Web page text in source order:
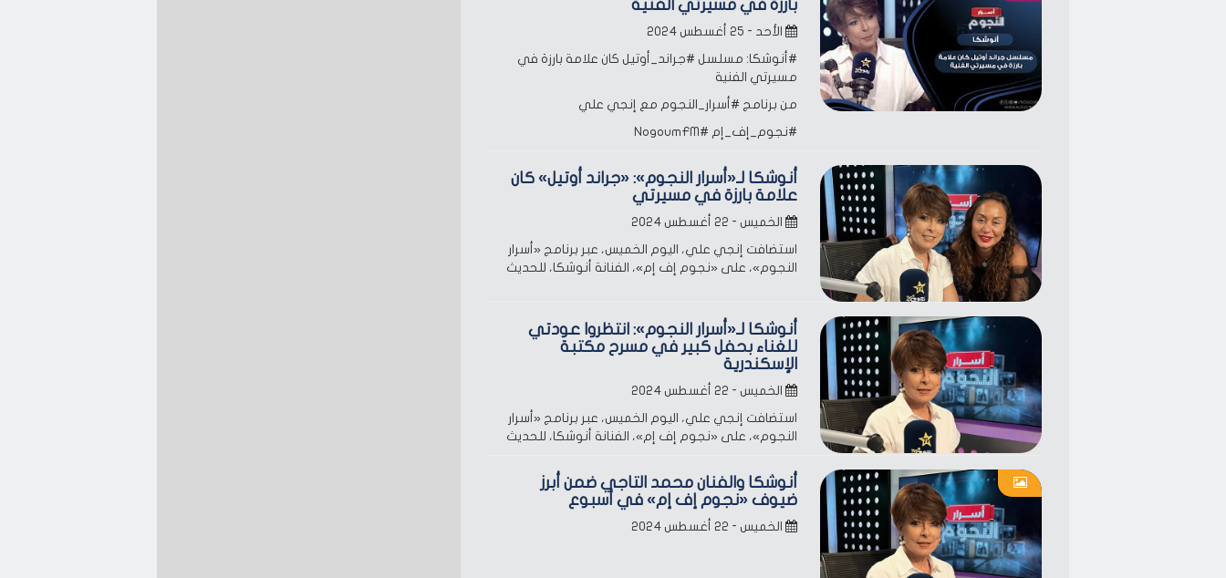
بارزة في مسيرتي الفنية
الأحد - ٢٥ أغسطس ٢٠٢٤
#أنوشكا: مسلسل #جراند_أوتيل كان علامة بارزة في
مسيرتي الفنية
من برنامج #أسرار_النجوم مع إنجي علي
#نجوم_إف_إم #NogoumFM
أنوشكا لـ«أسرار النجوم»: «جراند أوتيل» كان
علامة بارزة في مسيرتي
الخميس - ٢٢ أغسطس ٢٠٢٤
استضافت إنجي علي، اليوم الخميس، عبر برنامج «أسرار
النجوم»، على «نجوم إف إم»، الفنانة أنوشكا، للحديث
أنوشكا لـ«أسرار النجوم»: انتظروا عودتي
للغناء بحفل كبير في مسرح مكتبة
الإسكندرية
الخميس - ٢٢ أغسطس ٢٠٢٤
استضافت إنجي علي، اليوم الخميس، عبر برنامج «أسرار
النجوم»، على «نجوم إف إم»، الفنانة أنوشكا، للحديث
أنوشكا والفنان محمد التاجي ضمن أبرز
ضيوف «نجوم إف إم» في أسبوع
الخميس - ٢٢ أغسطس ٢٠٢٤